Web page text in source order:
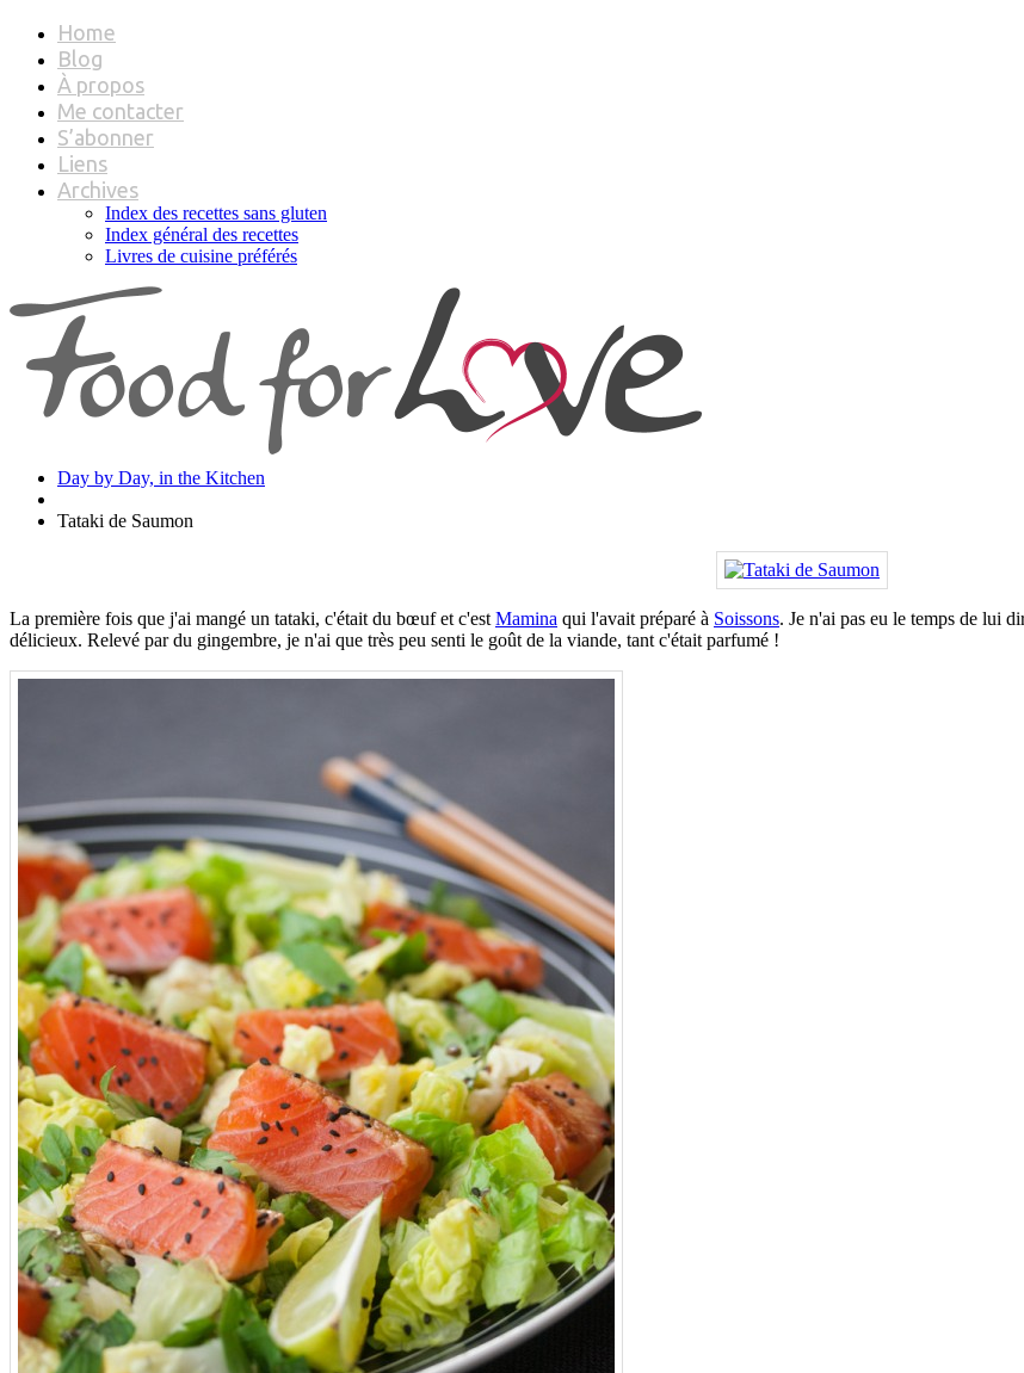
Home
Blog
À propos
Me contacter
S’abonner
Liens
Archives
Index des recettes sans gluten
Index général des recettes
Livres de cuisine préférés
Day by Day, in the Kitchen
Tataki de Saumon
La première fois que j'ai mangé un tataki, c'était du bœuf et c'est Mamina qui l'avait préparé à Soissons. Je n'ai pas eu le temps de lui
délicieux. Relevé par du gingembre, je n'ai que très peu senti le goût de la viande, tant c'était parfumé !